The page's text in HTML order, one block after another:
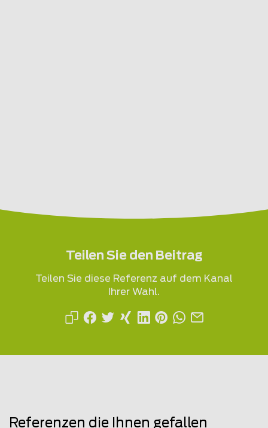
Teilen Sie den Beitrag
Teilen Sie diese Referenz auf dem Kanal
Ihrer Wahl.
Referenzen die Ihnen gefallen